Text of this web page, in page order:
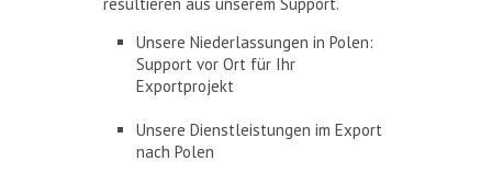
Unsere Niederlassungen in Polen:
Support vor Ort für Ihr
Exportprojekt
Unsere Dienstleistungen im Export
nach Polen